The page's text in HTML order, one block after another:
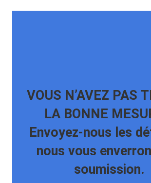
VOUS N’AVEZ PAS
LA BONNE
Envoyez-nous les
nous vous
soumission.